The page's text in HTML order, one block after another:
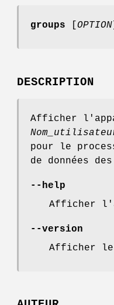
groups OPTION
DESCRIPTION
Afficher
pour le
de données
--help
Afficher
--version
Afficher